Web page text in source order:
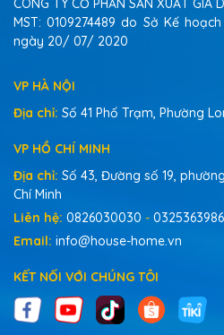
CÔNG TY CỔ PHẦN SẢN XUẤT GIA
MST: 0109274489 do Sở Kế
ngày 20/ 07/ 2020
VP HÀ NỘI
Địa chỉ: Số 41 Phố Trạm, Phường
VP HỒ CHÍ MINH
Địa chỉ: Số 43, Đường số 19,
Chí Minh
Liên hệ: 0826030030 - 0325363986
Email: info@house-home.vn
KẾT NỐI VỚI CHÚNG TÔI